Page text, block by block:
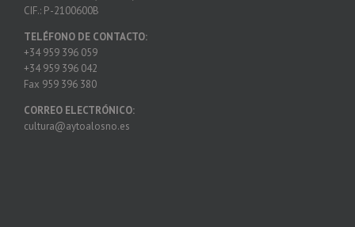
CIF.: P -2100600B
TELÉFONO DE CONTACTO:
+34 959 396 059
+34 959 396 042
Fax 959 396 380
CORREO ELECTRÓNICO:
cultura@aytoalosno.es